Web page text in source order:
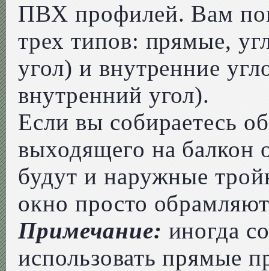
ПВХ профилей. Вам
трех типов: прямые,
угол) и внутренние
внутренний угол).
Если вы собираетесь
выходящего на
будут и наружные
окно просто
Примечание: иногда
использовать прямые